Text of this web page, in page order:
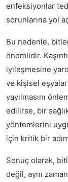
enfeksiyonlar
sorunlarına yol
Bu nedenle,
önemlidir.
iyileşmesine
ve kişisel
yayılmasını
edilirse, bir
yöntemlerini
için kritik bir
Sonuç olarak,
değil, aynı